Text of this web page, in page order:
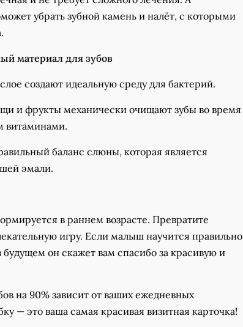
убрать зубной камень и налёт, с которыми
материал для зубов
создают идеальную среду для бактерий.
и фрукты механически очищают зубы во время
витаминами.
баланс слюны, которая является
эмали.
в раннем возрасте. Превратите
игру. Если малыш научится правильно
будущем он скажет вам спасибо за красивую и
на 90% зависит от ваших ежедневных
— это ваша самая красивая визитная карточка!